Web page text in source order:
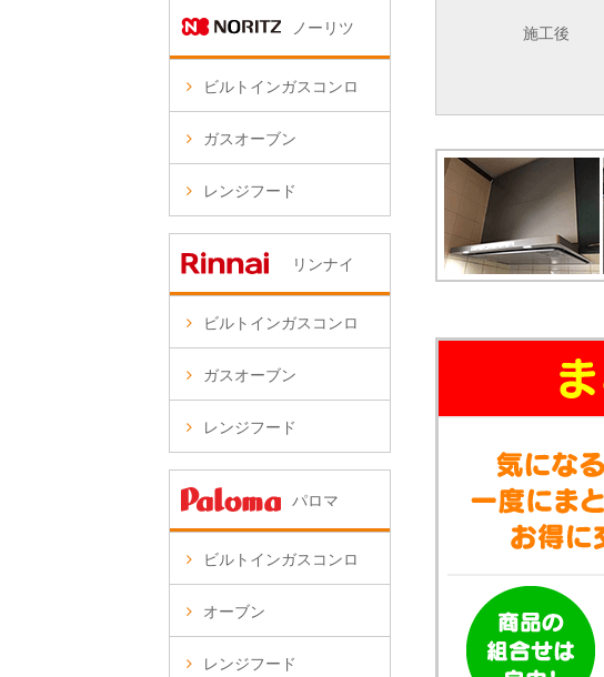
施工後
ノーリツ
ビルトインガスコンロ
ガスオーブン
レンジフード
リンナイ
ビルトインガスコンロ
ガスオーブン
レンジフード
パロマ
ビルトインガスコンロ
オーブン
レンジフード